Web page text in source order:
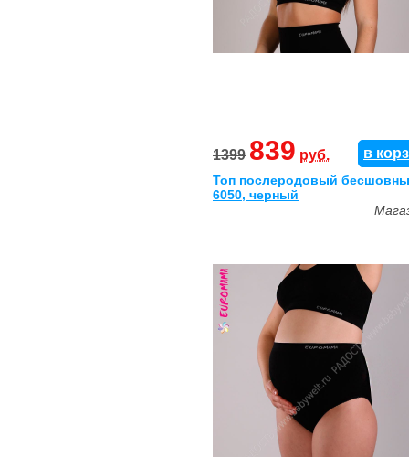
1399 839 руб. в
Топ послеродовый
6050, черный